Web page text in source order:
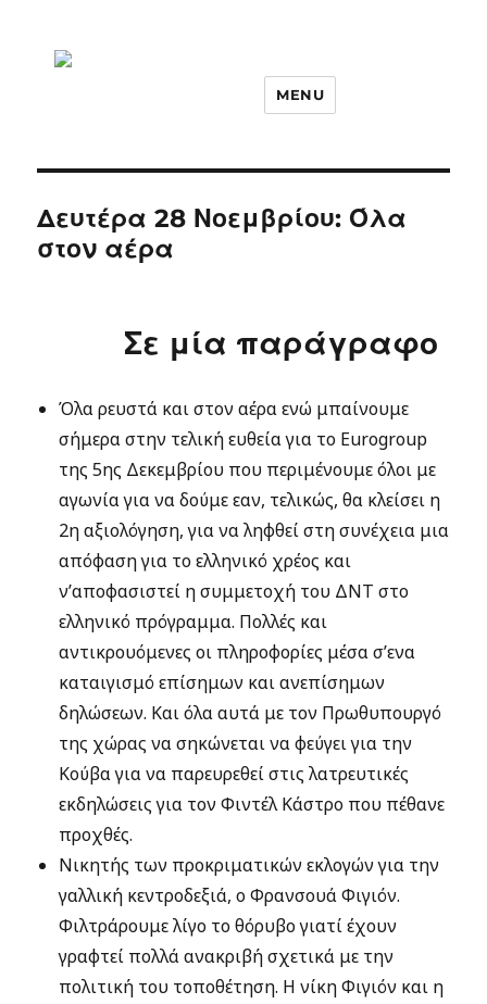
MENU
Δευτέρα 28 Νοεμβρίου: Όλα
στον αέρα
Σε μία παράγραφο
Όλα ρευστά και στον αέρα ενώ μπαίνουμε
σήμερα στην τελική ευθεία για το Eurogroup
της 5ης Δεκεμβρίου που περιμένουμε όλοι με
αγωνία για να δούμε εαν, τελικώς, θα κλείσει η
2η αξιολόγηση, για να ληφθεί στη συνέχεια μια
απόφαση για το ελληνικό χρέος και
ν’αποφασιστεί η συμμετοχή του ΔΝΤ στο
ελληνικό πρόγραμμα. Πολλές και
αντικρουόμενες οι πληροφορίες μέσα σ’ενα
καταιγισμό επίσημων και ανεπίσημων
δηλώσεων. Και όλα αυτά με τον Πρωθυπουργό
της χώρας να σηκώνεται να φεύγει για την
Κούβα για να παρευρεθεί στις λατρευτικές
εκδηλώσεις για τον Φιντέλ Κάστρο που πέθανε
προχθές.
Νικητής των προκριματικών εκλογών για την
γαλλική κεντροδεξιά, ο Φρανσουά Φιγιόν.
Φιλτράρουμε λίγο το θόρυβο γιατί έχουν
γραφτεί πολλά ανακριβή σχετικά με την
πολιτική του τοποθέτηση. Η νίκη Φιγιόν και η